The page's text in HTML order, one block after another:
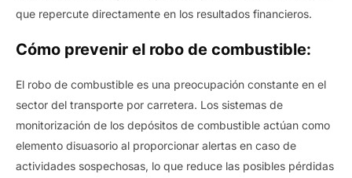
que repercute directamente en los resultados financieros.
Cómo prevenir el robo de combustible:
El robo de combustible es una preocupación constante en el
sector del transporte por carretera. Los sistemas de
monitorización de los depósitos de combustible actúan como
elemento disuasorio al proporcionar alertas en caso de
actividades sospechosas, lo que reduce las posibles pérdidas